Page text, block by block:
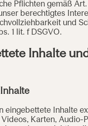
Pflichten gemäß Art.
berechtigtes
und
1 lit. f DSGVO.
Inhalte
eingebettete Inhalte
Karten, Audio-